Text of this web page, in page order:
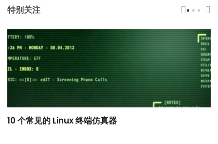
特别关注
10 个常见的 Linux 终端仿真器